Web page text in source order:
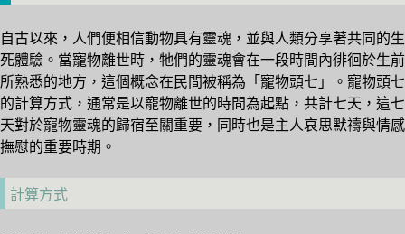
自古以來，人們便相信動物具有靈魂，並與人類分享著共同的生
死體驗。當寵物離世時，牠們的靈魂會在一段時間內徘徊於生前
所熟悉的地方，這個概念在民間被稱為「寵物頭七」。寵物頭七
的計算方式，通常是以寵物離世的時間為起點，共計七天，這七
天對於寵物靈魂的歸宿至關重要，同時也是主人哀思默禱與情感
撫慰的重要時期。
計算方式